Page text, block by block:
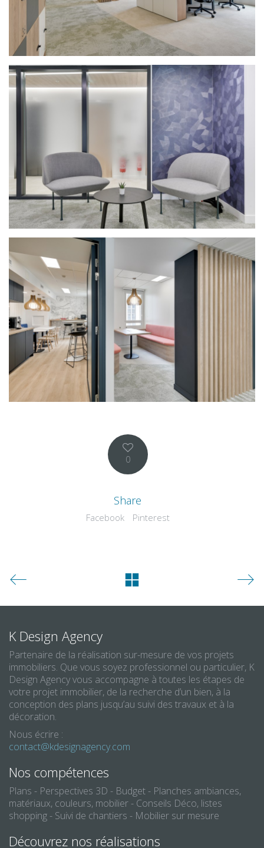
0
Share
Facebook Pinterest
K Design Agency
Partenaire de la réalisation sur-mesure de vos projets
immobiliers. Que vous soyez professionnel ou particulier, K
Design Agency vous accompagne à toutes les étapes de
votre projet immobilier, de la recherche d’un bien, à la
conception des plans jusqu’au suivi des travaux et à la
décoration.
Nous écrire :
contact@kdesignagency.com
Nos compétences
Plans - Perspectives 3D - Budget - Planches ambiances,
matériaux, couleurs, mobilier - Conseils Déco, listes
shopping - Suivi de chantiers - Mobilier sur mesure
Découvrez nos réalisations